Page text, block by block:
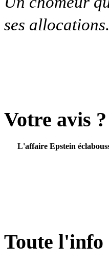
ses
Votre avis ?
L'affaire Epstein
Toute l'info